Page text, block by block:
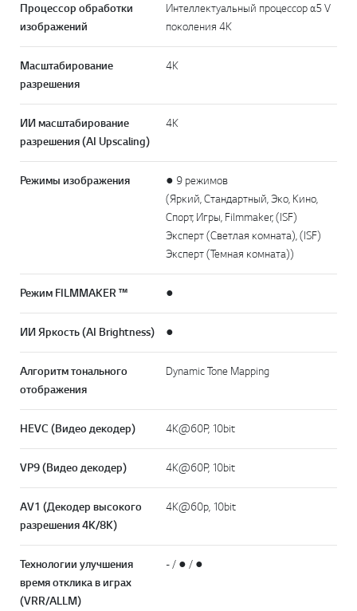
Процессор обработки
изображений
Интеллектуальный процессор α5 V
поколения 4K
Масштабирование
разрешения
4K
ИИ масштабирование
разрешения (AI Upscaling)
4K
Режимы изображения
● 9 режимов
(Яркий, Стандартный, Эко, Кино,
Спорт, Игры, Filmmaker, (ISF)
Эксперт (Светлая комната), (ISF)
Эксперт (Темная комната))
Режим FILMMAKER ™ ●
ИИ Яркость (AI Brightness) ●
Алгоритм тонального
отображения
Dynamic Tone Mapping
HEVC (Видео декодер) 4K@60P, 10bit
VP9 (Видео декодер) 4K@60P, 10bit
AV1 (Декодер высокого
разрешения 4K/8K)
4K@60p, 10bit
Технологии улучшения
время отклика в играх
(VRR/ALLM)
- / ● / ●